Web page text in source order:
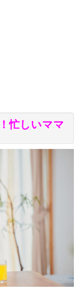
忙しいママ